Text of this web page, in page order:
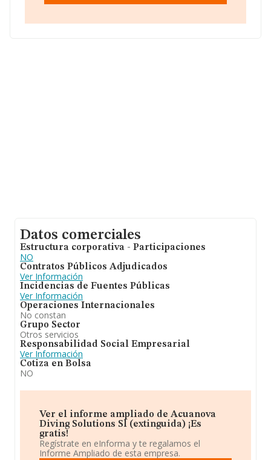
de datos INFORMA constan 2361 empresas, con ventas
Datos comerciales
Estructura corporativa - Participaciones
NO
Contratos Públicos Adjudicados
Ver Información
Incidencias de Fuentes Públicas
Ver Información
Operaciones Internacionales
No constan
Grupo Sector
Otros servicios
Responsabilidad Social Empresarial
Ver Información
Cotiza en Bolsa
NO
Ver el informe ampliado de Acuanova
Diving Solutions Sl (extinguida) ¡Es
gratis!
Regístrate en eInforma y te regalamos el
Informe Ampliado de esta empresa.